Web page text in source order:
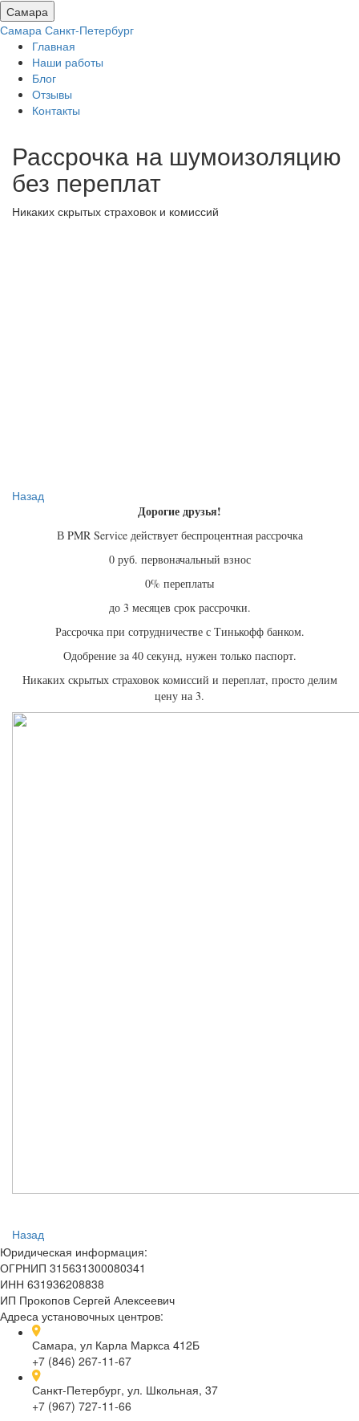
Самара
Самара Санкт-Петербург
Главная
Наши работы
Блог
Отзывы
Контакты
Рассрочка на шумоизоляцию
без переплат
Никаких скрытых страховок и комиссий
Назад
Дорогие друзья!
В PMR Service действует беспроцентная рассрочка
0 руб. первоначальный взнос
0% переплаты
до 3 месяцев срок рассрочки.
Рассрочка при сотрудничестве с Тинькофф банком.
Одобрение за 40 секунд, нужен только паспорт.
Никаких скрытых страховок комиссий и переплат, просто делим
цену на 3.
Назад
Юридическая информация:
ОГРНИП 315631300080341
ИНН 631936208838
ИП Прокопов Сергей Алексеевич
Адреса установочных центров:
Самара, ул Карла Маркса 412Б
+7 (846) 267-11-67
Санкт-Петербург, ул. Школьная, 37
+7 (967) 727-11-66